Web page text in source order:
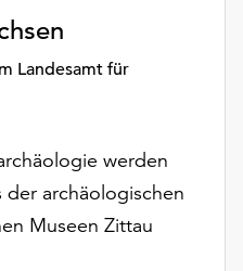
Landesamt für
werden
archäologischen
Museen Zittau